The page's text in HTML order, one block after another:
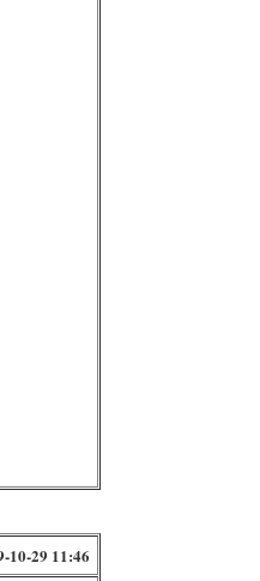
10-29 11:46